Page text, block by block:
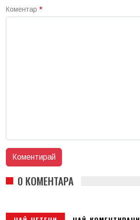
Коментар *
0 КОМЕНТАРА